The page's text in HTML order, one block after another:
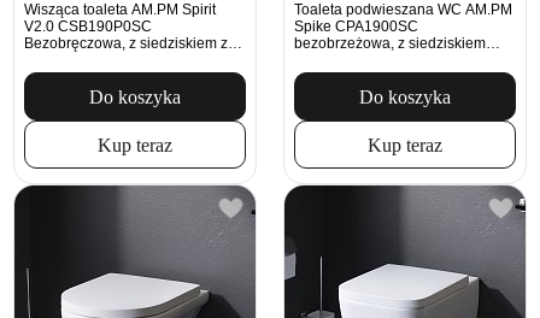
Wisząca toaleta AM.PM Spirit
V2.0 CSB190P0SC
Bezobręczowa, z siedziskiem z
Do koszyka
Kup teraz
Toaleta podwieszana WC AM.PM
Spike CPA1900SC
bezobrzeżowa, z siedziskiem
Do koszyka
Kup teraz